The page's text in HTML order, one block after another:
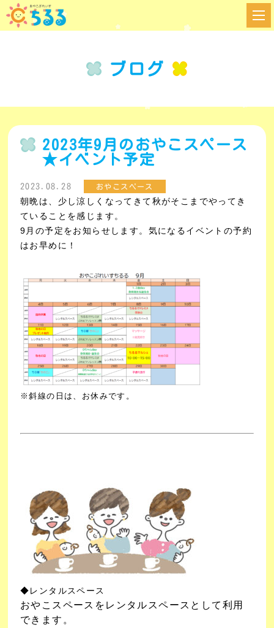
ブログ
2023年9月のおやこスペース
★イベント予定
2023.08.28 おやこスペース
朝晩は、少し涼しくなってきて秋がそこまでやってき
ていることを感じます。
9月の予定をお知らせします。気になるイベントの予約
はお早めに！
※斜線の日は、お休みです。
◆レンタルスペース
おやこスペースをレンタルスペースとして利用
できます。